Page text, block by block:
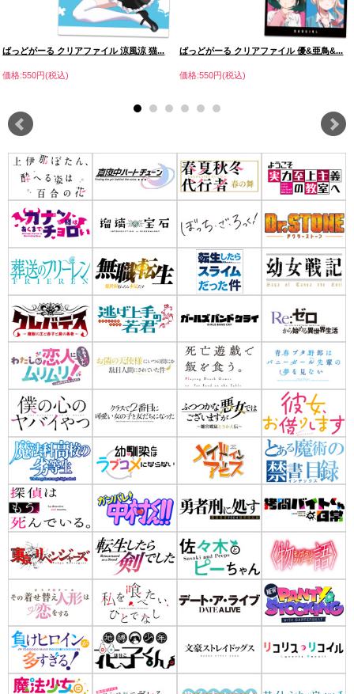
ばっどがーる クリアファイル 涼風涼 猫...
価格:550円(税込)
ばっどがーる クリアファイル 優&亜鳥&...
価格:550円(税込)